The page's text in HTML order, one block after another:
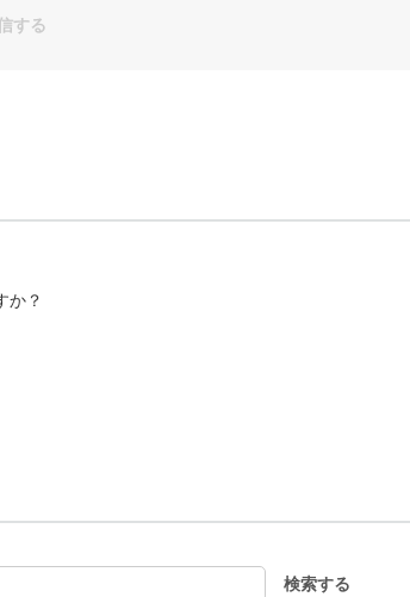
か？